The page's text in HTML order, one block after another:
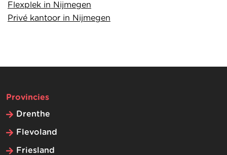
Flexplek in Nijmegen
Privé kantoor in Nijmegen
Provincies
Drenthe
Flevoland
Friesland